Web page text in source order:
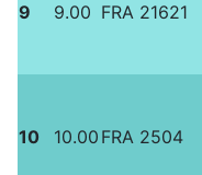
9 9.00 FRA 21621
10 10.00 FRA 2504